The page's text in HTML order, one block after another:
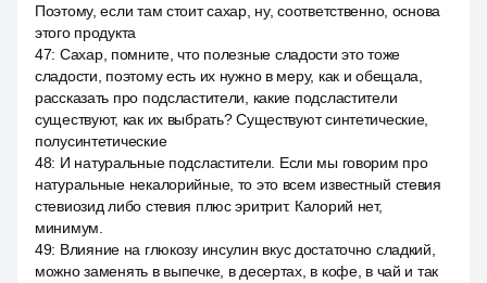
Поэтому, если там стоит сахар, ну, соответственно, основа
этого продукта
47: Сахар, помните, что полезные сладости это тоже
сладости, поэтому есть их нужно в меру, как и обещала,
рассказать про подсластители, какие подсластители
существуют, как их выбрать? Существуют синтетические,
полусинтетические
48: И натуральные подсластители. Если мы говорим про
натуральные некалорийные, то это всем известный стевия
стевиозид либо стевия плюс эритрит. Калорий нет,
минимум.
49: Влияние на глюкозу инсулин вкус достаточно сладкий,
можно заменять в выпечке, в десертах, в кофе, в чай и так